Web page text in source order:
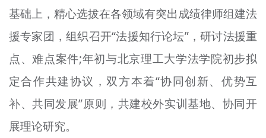
基础上，精心选拔在各领域有突出成绩律师组建法
援专家团，组织召开“法援知行论坛”，研讨法援重
点、难点案件;年初与北京理工大学法学院初步拟
定合作共建协议，双方本着“协同创新、优势互
补、共同发展”原则，共建校外实训基地、协同开
展理论研究。